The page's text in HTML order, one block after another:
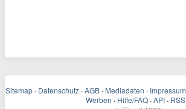
Sitemap · Datenschutz · AGB · Mediadaten · Impressum
Werben · Hilfe/FAQ · API · RSS